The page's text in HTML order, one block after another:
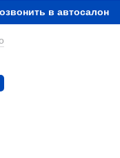
в автосалон